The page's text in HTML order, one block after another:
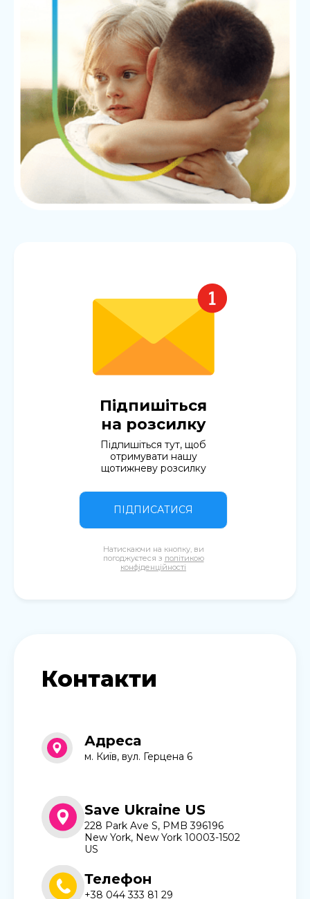
Підпишіться
на розсилку
Підпишіться тут, щоб
отримувати нашу
щотижневу розсилку
ПІДПИСАТИСЯ
Натискаючи на кнопку, ви
погоджуєтеся з політикою
конфіденційності
Контакти
Адреса
м. Київ, вул. Герцена 6
Save Ukraine US
228 Park Ave S, PMB 396196
New York, New York 10003-1502
US
Телефон
+38 044 333 81 29